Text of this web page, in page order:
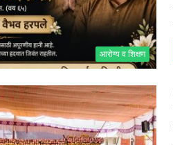
आरोग्य व शिक्षण